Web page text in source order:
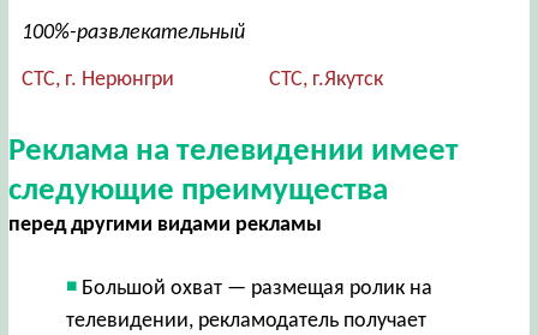
100%-развлекательный
СТС, г. Нерюнгри СТС, г.Якутск
Реклама на телевидении имеет
следующие преимущества
перед другими видами рекламы
Большой охват — размещая ролик на
телевидении, рекламодатель получает